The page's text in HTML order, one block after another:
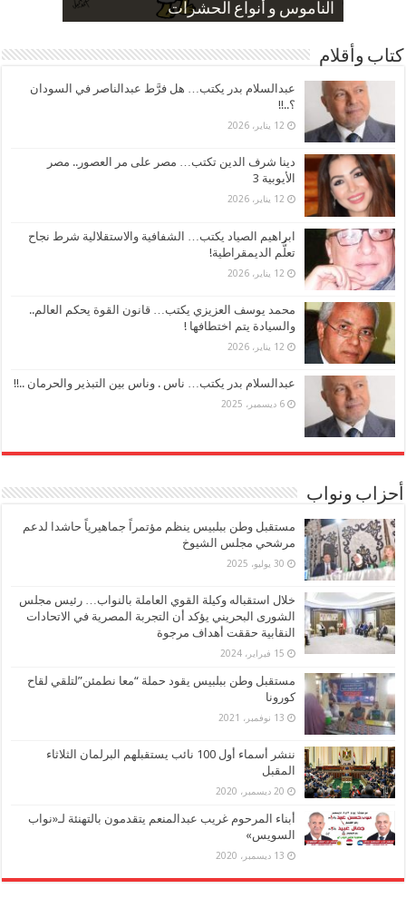
الناموس و أنواع الحشرات
الموظفين بعد ارتفاع الأسعار
ارتفاع نسبة الطلاق في مصر
صورة كاركاتيرية
صورة كاركاتيرية
كتاب وأقلام
عبدالسلام بدر يكتب… هل فرَّط عبدالناصر في السودان
؟..!!
12 يناير، 2026
دينا شرف الدين تكتب… مصر على مر العصور.. مصر
الأيوبية 3
12 يناير، 2026
ابراهيم الصياد يكتب… الشفافية والاستقلالية شرط نجاح
تعلُّم الديمقراطية!
12 يناير، 2026
محمد يوسف العزيزي يكتب… قانون القوة يحكم العالم..
والسيادة يتم اختطافها !
12 يناير، 2026
عبدالسلام بدر يكتب… ناس . وناس بين التبذير والحرمان ..!!
6 ديسمبر، 2025
أحزاب ونواب
مستقبل وطن ببلبيس ينظم مؤتمراً جماهيرياً حاشدا لدعم
مرشحي مجلس الشيوخ
30 يوليو، 2025
خلال استقباله وكيلة القوي العاملة بالنواب… رئيس مجلس
الشورى البحريني يؤكد أن التجربة المصرية في الاتحادات
النقابية حققت أهداف مرجوة
15 فبراير، 2024
مستقبل وطن ببلبيس يقود حملة “معا نطمئن”لتلقي لقاح
كورونا
13 نوفمبر، 2021
ننشر أسماء أول 100 نائب يستقبلهم البرلمان الثلاثاء
المقبل
20 ديسمبر، 2020
أبناء المرحوم غريب عبدالمنعم يتقدمون بالتهنئة لـ«نواب
السويس»
13 ديسمبر، 2020